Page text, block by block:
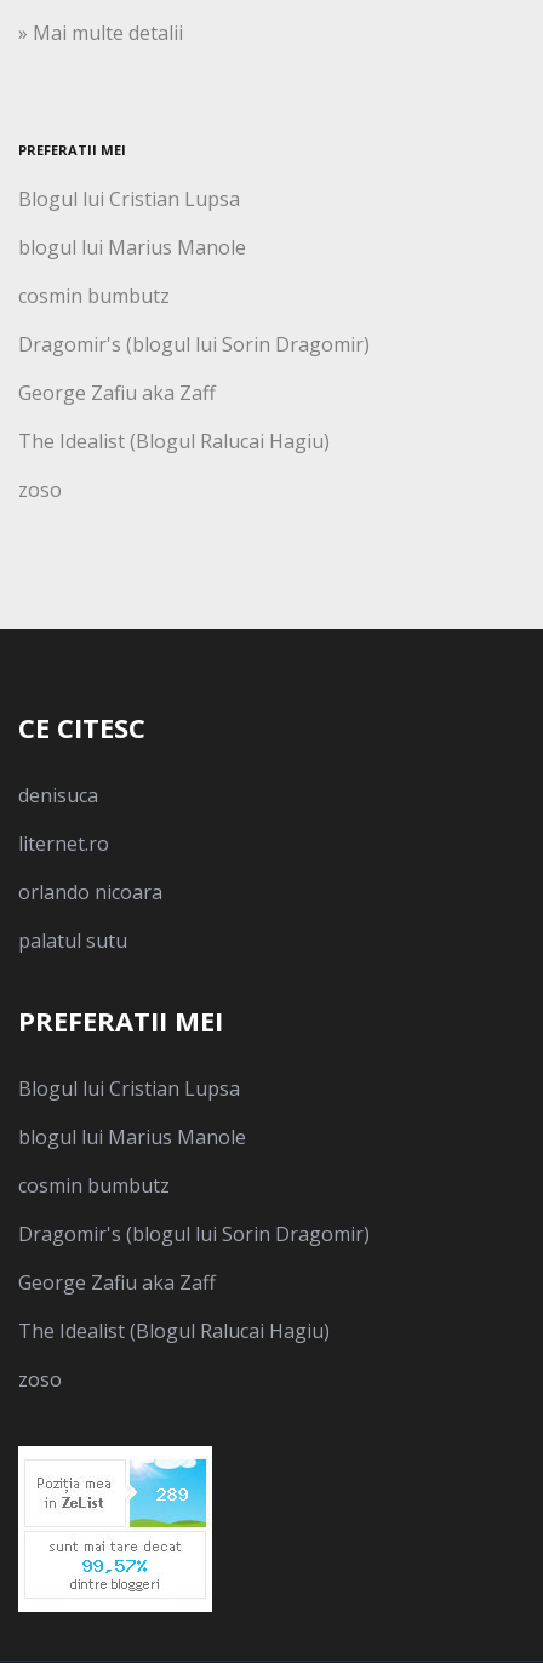
» Mai multe detalii
PREFERATII MEI
Blogul lui Cristian Lupsa
blogul lui Marius Manole
cosmin bumbutz
Dragomir's (blogul lui Sorin Dragomir)
George Zafiu aka Zaff
The Idealist (Blogul Ralucai Hagiu)
zoso
CE CITESC
denisuca
liternet.ro
orlando nicoara
palatul sutu
PREFERATII MEI
Blogul lui Cristian Lupsa
blogul lui Marius Manole
cosmin bumbutz
Dragomir's (blogul lui Sorin Dragomir)
George Zafiu aka Zaff
The Idealist (Blogul Ralucai Hagiu)
zoso